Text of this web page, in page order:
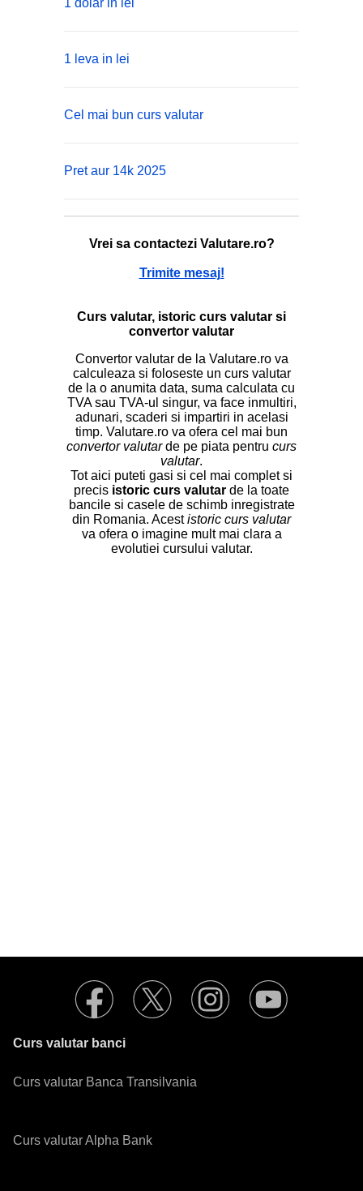
1 dolar in lei
1 leva in lei
Cel mai bun curs valutar
Pret aur 14k 2025
Vrei sa contactezi Valutare.ro?
Trimite mesaj!
Curs valutar, istoric curs valutar si
convertor valutar
Convertor valutar de la Valutare.ro va
calculeaza si foloseste un curs valutar
de la o anumita data, suma calculata cu
TVA sau TVA-ul singur, va face inmultiri,
adunari, scaderi si impartiri in acelasi
timp. Valutare.ro va ofera cel mai bun
convertor valutarde pe piata pentru curs
valutar.
Tot aici puteti gasi si cel mai complet si
precis istoric curs valutar de la toate
bancile si casele de schimb inregistrate
din Romania. Acestistoric curs valutar
va ofera o imagine mult mai clara a
evolutiei cursului valutar.
Curs valutar banci
Curs valutar Banca Transilvania
Curs valutar Alpha Bank